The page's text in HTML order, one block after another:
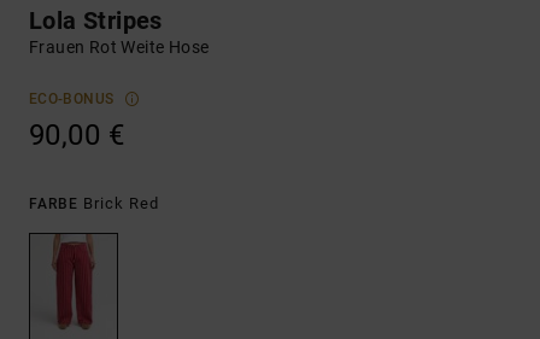
Lola Stripes
Frauen Rot Weite Hose
ECO-BONUS
90,00 €
FARBE Brick Red